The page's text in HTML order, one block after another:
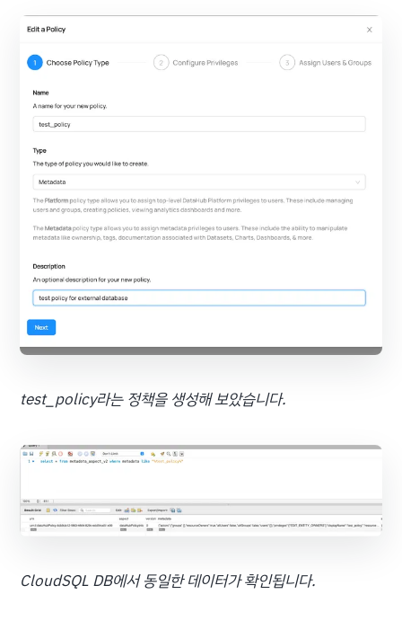
test_policy라는 정책을 생성해 보았습니다.
CloudSQL DB에서 동일한 데이터가 확인됩니다.